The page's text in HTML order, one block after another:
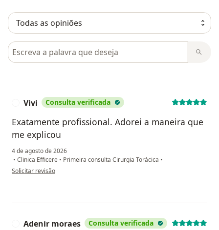
Pesquisar em opiniões
Vivi Consulta verificada
Exatamente profissional. Adorei a maneira que
me explicou
4 de agosto de 2026
• Clinica Efficere • Primeira consulta Cirurgia Torácica •
na opinião do utilizador Vivi
Solicitar revisão
Adenir moraes Consulta verificada